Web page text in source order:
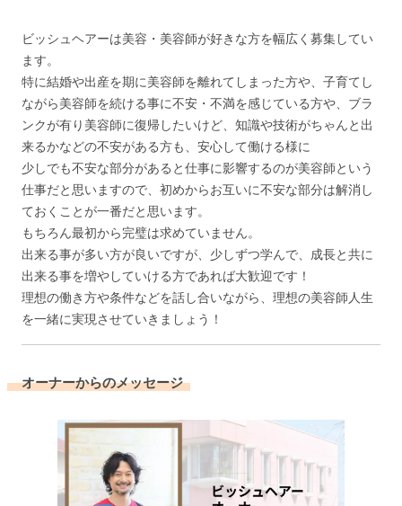
ビッシュヘアーは美容・美容師が好きな方を幅広く募集してい
ます。
特に結婚や出産を期に美容師を離れてしまった方や、子育てし
ながら美容師を続ける事に不安・不満を感じている方や、ブラ
ンクが有り美容師に復帰したいけど、知識や技術がちゃんと出
来るかなどの不安がある方も、安心して働ける様に
少しでも不安な部分があると仕事に影響するのが美容師という
仕事だと思いますので、初めからお互いに不安な部分は解消し
ておくことが一番だと思います。
もちろん最初から完璧は求めていません。
出来る事が多い方が良いですが、少しずつ学んで、成長と共に
出来る事を増やしていける方であれば大歓迎です！
理想の働き方や条件などを話し合いながら、理想の美容師人生
を一緒に実現させていきましょう！
オーナーからのメッセージ